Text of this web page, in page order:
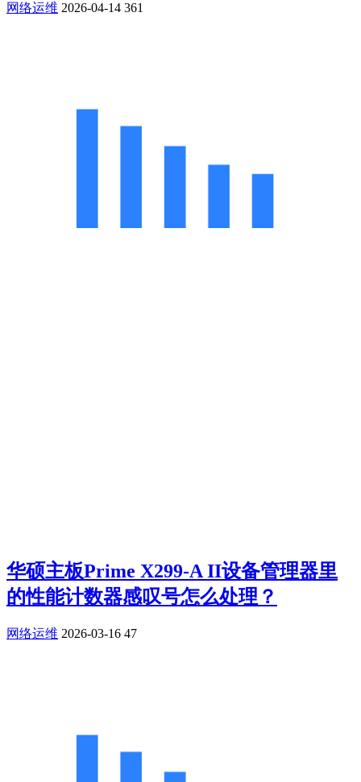
网络运维 2026-04-14 361
华硕主板Prime X299-A II设备管理器里
的性能计数器感叹号怎么处理？
网络运维 2026-03-16 47